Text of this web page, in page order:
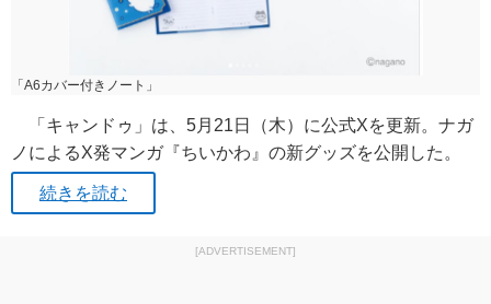
「A6カバー付きノート」
「キャンドゥ」は、5月21日（木）に公式Xを更新。ナガ
ノによるX発マンガ『ちいかわ』の新グッズを公開した。
続きを読む
[ADVERTISEMENT]